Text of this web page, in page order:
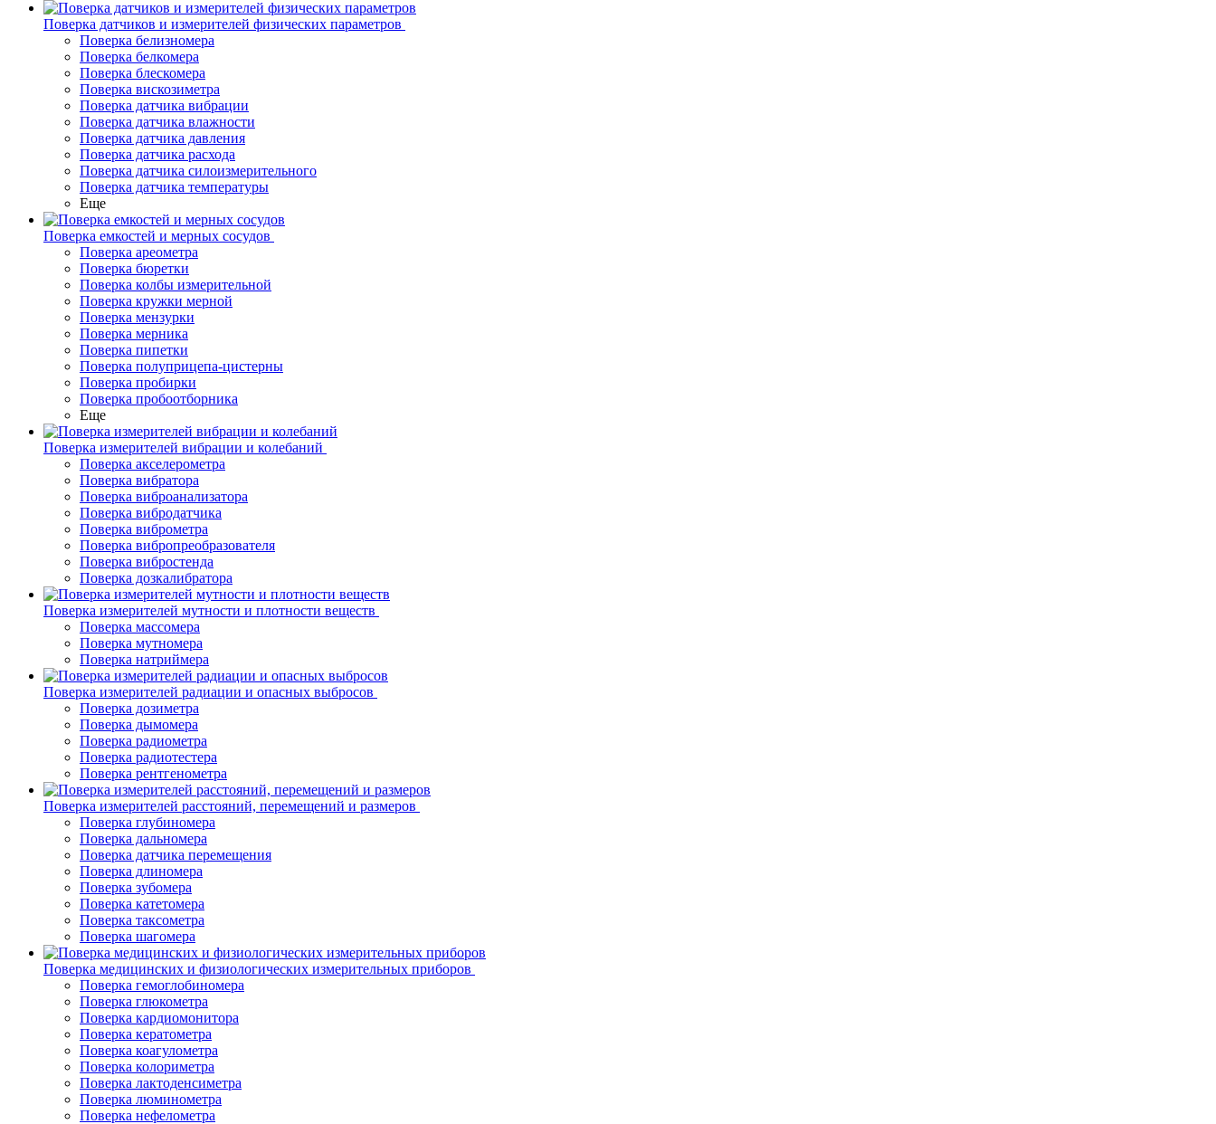
Поверка датчиков и измерителей физических параметров
Поверка белизномера
Поверка белкомера
Поверка блескомера
Поверка вискозиметра
Поверка датчика вибрации
Поверка датчика влажности
Поверка датчика давления
Поверка датчика расхода
Поверка датчика силоизмерительного
Поверка датчика температуры
Еще
Поверка емкостей и мерных сосудов
Поверка ареометра
Поверка бюретки
Поверка колбы измерительной
Поверка кружки мерной
Поверка мензурки
Поверка мерника
Поверка пипетки
Поверка полуприцепа-цистерны
Поверка пробирки
Поверка пробоотборника
Еще
Поверка измерителей вибрации и колебаний
Поверка акселерометра
Поверка вибратора
Поверка виброанализатора
Поверка вибродатчика
Поверка виброметра
Поверка вибропреобразователя
Поверка вибростенда
Поверка дозкалибратора
Поверка измерителей мутности и плотности веществ
Поверка массомера
Поверка мутномера
Поверка натриймера
Поверка измерителей радиации и опасных выбросов
Поверка дозиметра
Поверка дымомера
Поверка радиометра
Поверка радиотестера
Поверка рентгенометра
Поверка измерителей расстояний, перемещений и размеров
Поверка глубиномера
Поверка дальномера
Поверка датчика перемещения
Поверка длиномера
Поверка зубомера
Поверка катетомера
Поверка таксометра
Поверка шагомера
Поверка медицинских и физиологических измерительных приборов
Поверка гемоглобиномера
Поверка глюкометра
Поверка кардиомонитора
Поверка кератометра
Поверка коагулометра
Поверка колориметра
Поверка лактоденсиметра
Поверка люминометра
Поверка нефелометра